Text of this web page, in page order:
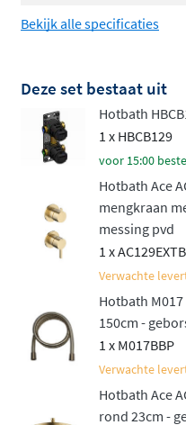
staafhanddouche of
Bevestig de
wandhouder of een
hoogte verstelbaar
Net als de rest van de
set voor hoge kwaliteit en
Bovendien is het een
voor de luxueuze Cobber-
alleen gebruiksgemak,
complete doucheset die
aangenamer maakt.
Naast deze inbouwset met
leverbaar in een variant
Bekijk alle specificaties
Deze set bestaat uit
Hotbath
1 x HBCB129
voor 15:00
Hotbath Ace
mengkraan
messing pvd
1 x
Verwachte
Hotbath
150cm -
1 x M017BBP
Verwachte
Hotbath Ace
rond 23cm -